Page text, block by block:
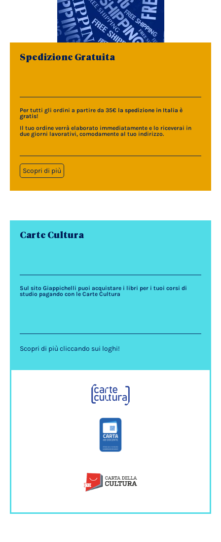
Spedizione Gratuita
Per tutti gli ordini a partire da 35€ la spedizione in Italia è
gratis!
Il tuo ordine verrà elaborato immediatamente e lo riceverai in
due giorni lavorativi, comodamente al tuo indirizzo.
Scopri di più
Carte Cultura
Sul sito Giappichelli puoi acquistare i libri per i tuoi corsi di
studio pagando con le Carte Cultura
Scopri di più cliccando sui loghi!